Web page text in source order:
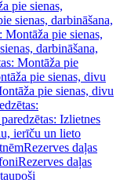
pie sienas,
sienas, darbināšana,
Montāža pie sienas,
darbināšana,
Montāža pie
pie sienas, divu
pie sienas, divu
Izlietnes
ierīču un lieto
Rezerves daļas
Rezerves daļas